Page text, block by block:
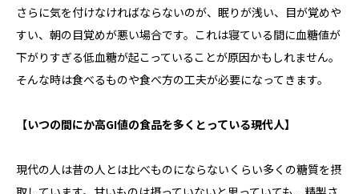
さらに気を付けなければならないのが、眠りが浅い、目が覚めや
すい、朝の目覚めが悪い場合です。これは寝ている間に血糖値が
下がりすぎる低血糖が起こっていることが原因かもしれません。
そんな時は食べるものや食べ方の工夫が必要になってきます。
【いつの間にか高GI値の食品を多くとっている現代人】
現代の人は昔の人とは比べものにならないくらい多くの糖質を摂